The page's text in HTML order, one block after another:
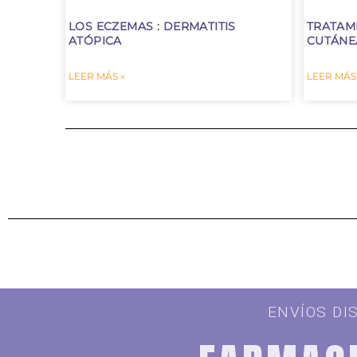
LOS ECZEMAS : DERMATITIS
ATÓPICA
LEER MÁS » LEER MÁS
ENVÍOS